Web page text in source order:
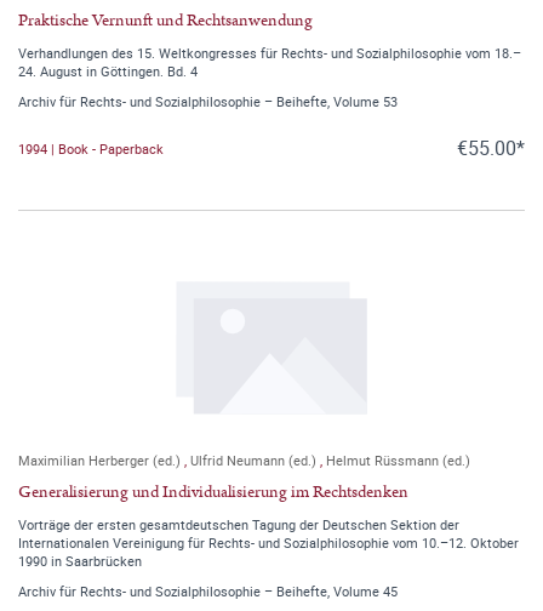
Praktische Vernunft und Rechtsanwendung
Verhandlungen des 15. Weltkongresses für Rechts- und Sozialphilosophie vom 18.–
24. August in Göttingen. Bd. 4
Archiv für Rechts- und Sozialphilosophie – Beihefte, Volume 53
1994 | Book - Paperback €55.00*
Maximilian Herberger (ed.) , Ulfrid Neumann (ed.) , Helmut Rüssmann (ed.)
Generalisierung und Individualisierung im Rechtsdenken
Vorträge der ersten gesamtdeutschen Tagung der Deutschen Sektion der
Internationalen Vereinigung für Rechts- und Sozialphilosophie vom 10.–12. Oktober
1990 in Saarbrücken
Archiv für Rechts- und Sozialphilosophie – Beihefte, Volume 45